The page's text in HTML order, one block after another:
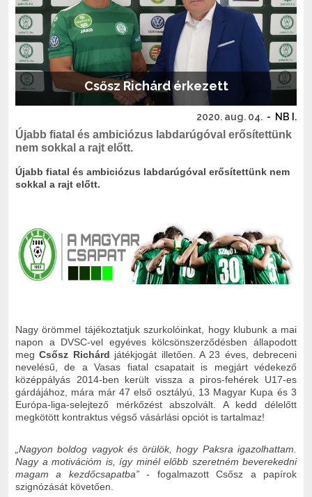
Csősz Richárd érkezett
2020. aug. 04. - NB I.
Újabb fiatal és ambiciózus labdarúgóval erősítettünk
nem sokkal a rajt előtt.
Újabb fiatal és ambiciózus labdarúgóval erősítettünk nem
sokkal a rajt előtt.
Nagy örömmel tájékoztatjuk szurkolóinkat, hogy klubunk a mai
napon a DVSC-vel egyéves kölcsönszerződésben állapodott
megCsősz Richárd játékjogát illetően. A 23 éves, debreceni
nevelésű, de a Vasas fiatal csapatait is megjárt védekező
középpályás 2014-ben került vissza a piros-fehérek U17-es
gárdájához, mára már 47 első osztályú, 13 Magyar Kupa és 3
Európa-liga-selejtező mérkőzést abszolvált. A kedd délelőtt
megkötött kontraktus végső vásárlási opciót is tartalmaz!
„Nagyon boldog vagyok és örülök, hogy Paksra igazolhattam.
Nagy a motivációm is, így minél előbb szeretném beverekedni
magam a kezdőcsapatba”- fogalmazott Csősz a papírok
szignózását követően.